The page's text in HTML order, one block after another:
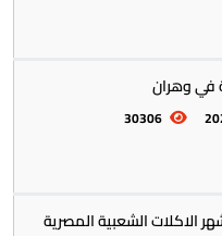
وهران
30306
الشعبية المصرية